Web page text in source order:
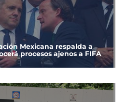
Mexicana respalda a
procesos ajenos a FIFA